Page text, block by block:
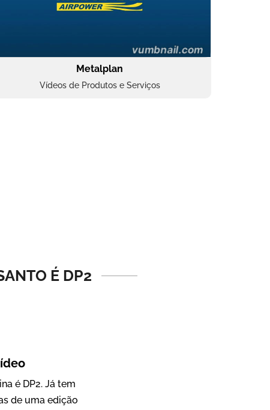
Metalplan
Vídeos de Produtos e Serviços
É DP2
é DP2. Já tem
de uma edição